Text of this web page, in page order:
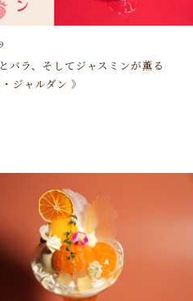
バラ、そしてジャスミンが薫る
・ジャルダン 》